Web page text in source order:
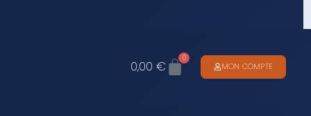
0,00€
0
MON COMPTE